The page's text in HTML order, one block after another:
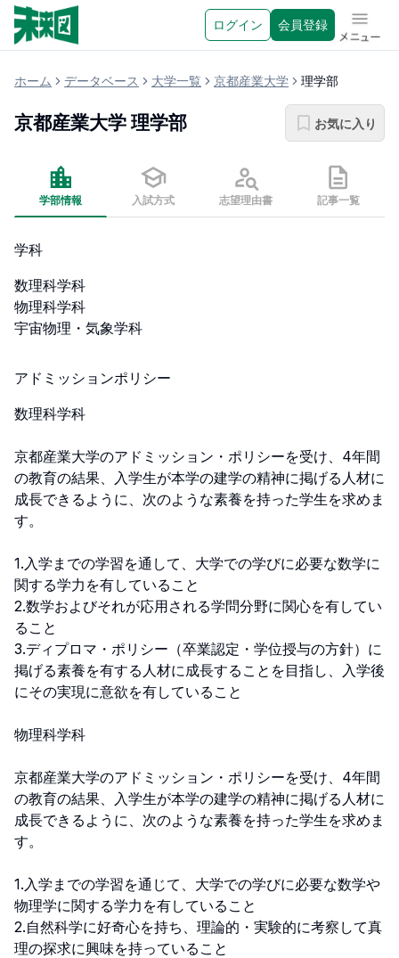
ログイン 会員登録 メニュ
ホーム データベース 大学一覧 京都産業大学 理学部
京都産業大学 理学部 お気に入り
学部情報 入試方式 志望理由書 記事一覧
学科
数理科学科
物理科学科
宇宙物理・気象学科
アドミッションポリシー
数理科学科
京都産業大学のアドミッション・ポリシーを受け、4年間
の教育の結果、入学生が本学の建学の精神に掲げる人材に
成長できるように、次のような素養を持った学生を求めま
す。
1.入学までの学習を通して、大学での学びに必要な数学に
関する学力を有していること
2.数学およびそれが応用される学問分野に関心を有してい
ること
3.ディプロマ・ポリシー（卒業認定・学位授与の方針）に
掲げる素養を有する人材に成長することを目指し、入学後
にその実現に意欲を有していること
物理科学科
京都産業大学のアドミッション・ポリシーを受け、4年間
の教育の結果、入学生が本学の建学の精神に掲げる人材に
成長できるように、次のような素養を持った学生を求めま
す。
1.入学までの学習を通じて、大学での学びに必要な数学や
物理学に関する学力を有していること
2.自然科学に好奇心を持ち、理論的・実験的に考察して真
理の探求に興味を持っていること